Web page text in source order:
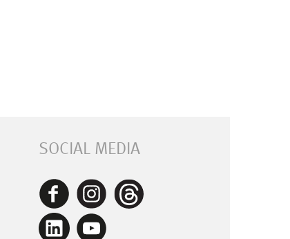
SOCIAL MEDIA